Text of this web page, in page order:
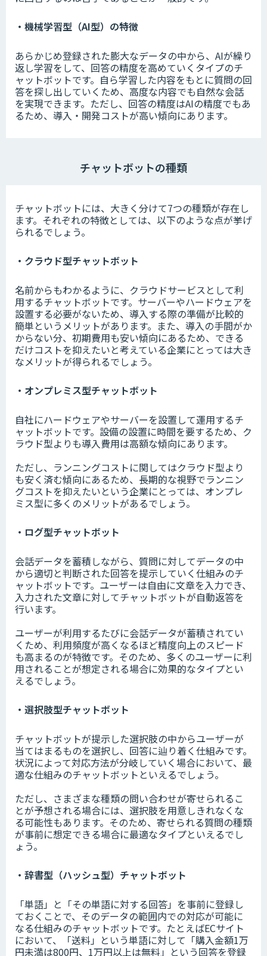
・機械学習型（AI型）の特徴
あらかじめ登録された膨大なデータの中から、AIが繰り
返し学習をして、回答の精度を高めていくタイプのチ
ャットボットです。自ら学習した内容をもとに質問の回
答を探し出していくため、高度な内容でも自然な会話
を実現できます。ただし、回答の精度はAIの精度でもあ
るため、導入・開発コストが高い傾向にあります。
チャットボットの種類
チャットボットには、大きく分けて7つの種類が存在し
ます。それぞれの特徴としては、以下のような点が挙げ
られるでしょう。
・クラウド型チャットボット
名前からもわかるように、クラウドサービスとして利
用するチャットボットです。サーバーやハードウェアを
設置する必要がないため、導入する際の準備が比較的
簡単というメリットがあります。また、導入の手間がか
からない分、初期費用も安い傾向にあるため、できる
だけコストを抑えたいと考えている企業にとっては大き
なメリットが得られるでしょう。
・オンプレミス型チャットボット
自社にハードウェアやサーバーを設置して運用するチ
ャットボットです。設備の設置に時間を要するため、ク
ラウド型よりも導入費用は高額な傾向にあります。
ただし、ランニングコストに関してはクラウド型より
も安く済む傾向にあるため、長期的な視野でランニン
グコストを抑えたいという企業にとっては、オンプレ
ミス型に多くのメリットがあるでしょう。
・ログ型チャットボット
会話データを蓄積しながら、質問に対してデータの中
から適切と判断された回答を提示していく仕組みのチ
ャットボットです。ユーザーは自由に文章を入力でき、
入力された文章に対してチャットボットが自動返答を
行います。
ユーザーが利用するたびに会話データが蓄積されてい
くため、利用頻度が高くなるほど精度向上のスピード
も高まるのが特徴です。そのため、多くのユーザーに利
用されることが想定される場合に効果的なタイプとい
えるでしょう。
・選択肢型チャットボット
チャットボットが提示した選択肢の中からユーザーが
当てはまるものを選択し、回答に辿り着く仕組みです。
状況によって対応方法が分岐していく場合において、最
適な仕組みのチャットボットといえるでしょう。
ただし、さまざまな種類の問い合わせが寄せられるこ
とが予想される場合には、選択肢を用意しきれなくな
る可能性もあります。そのため、寄せられる質問の種類
が事前に想定できる場合に最適なタイプといえるでし
ょう。
・辞書型（ハッシュ型）チャットボット
「単語」と「その単語に対する回答」を事前に登録し
ておくことで、そのデータの範囲内での対応が可能に
なる仕組みのチャットボットです。たとえばECサイト
において、「送料」という単語に対して「購入金額1万
円未満は800円、1万円以上は無料」という回答を登録